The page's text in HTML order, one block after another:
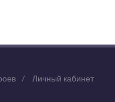
/ Личный кабинет